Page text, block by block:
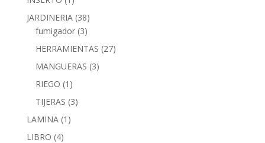
JARDINERIA (38)
fumigador (3)
HERRAMIENTAS (27)
MANGUERAS (3)
RIEGO (1)
TIJERAS (3)
LAMINA (1)
LIBRO (4)